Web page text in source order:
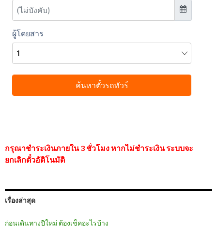
กรุณาชำระเงินภายใน 3 ชั่วโมง หากไม่ชำระเงิน ระบบจะ
ยกเลิกตั๋วอัติโนมัติ
เรื่องล่าสุด
ก่อนเดินทางปีใหม่ ต้องเช็คอะไรบ้าง